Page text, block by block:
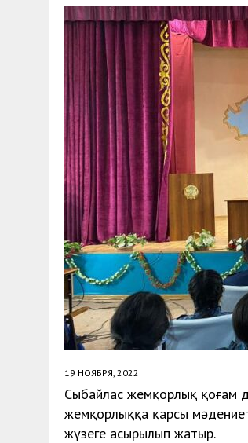
30 МАЯ, 2026 ТҮСІНДІРУ
19 НОЯБРЯ, 2022
Сыбайлас жемқорлық қоғам
жемқорлыққа қарсы
жүзеге асырылып жатыр.